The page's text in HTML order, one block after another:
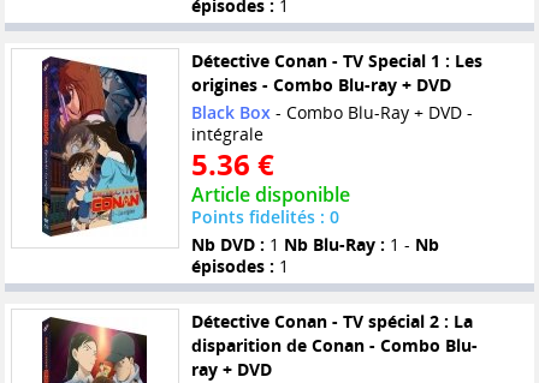
épisodes : 1
Détective Conan - TV Special 1 : Les
origines - Combo Blu-ray + DVD
Black Box- Combo Blu-Ray + DVD -
intégrale
5.36 €
Article disponible
Points fidelités : 0
Nb DVD : 1 Nb Blu-Ray : 1 - Nb
épisodes : 1
Détective Conan - TV spécial 2 : La
disparition de Conan - Combo Blu-
ray + DVD